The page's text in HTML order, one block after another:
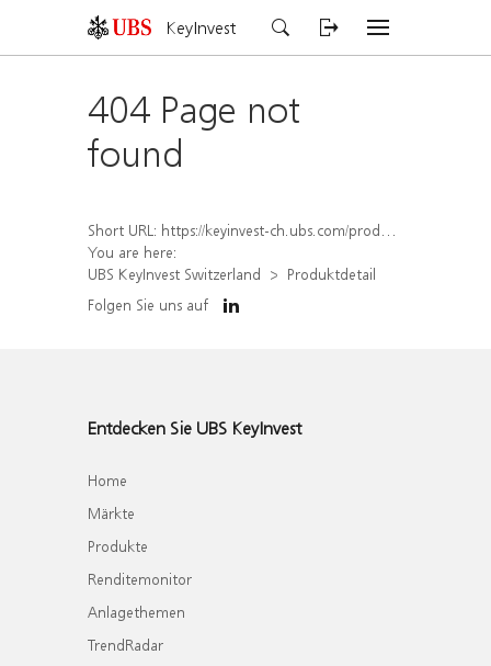
KeyInvest
404 Page not
found
Short URL: https://keyinvest-ch.ubs.com/produkt/detail/index/isin/CH1579764387
You are here:
UBS KeyInvest Switzerland
Produktdetail
Folgen Sie uns auf
Entdecken Sie UBS KeyInvest
Home
Märkte
Produkte
Renditemonitor
Anlagethemen
TrendRadar